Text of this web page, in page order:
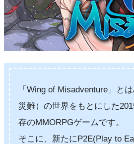
「Wing of Misadventure」と
災難）の世界をもとにした
存のMMORPGゲームです。
そこに、新たにP2E(Play to